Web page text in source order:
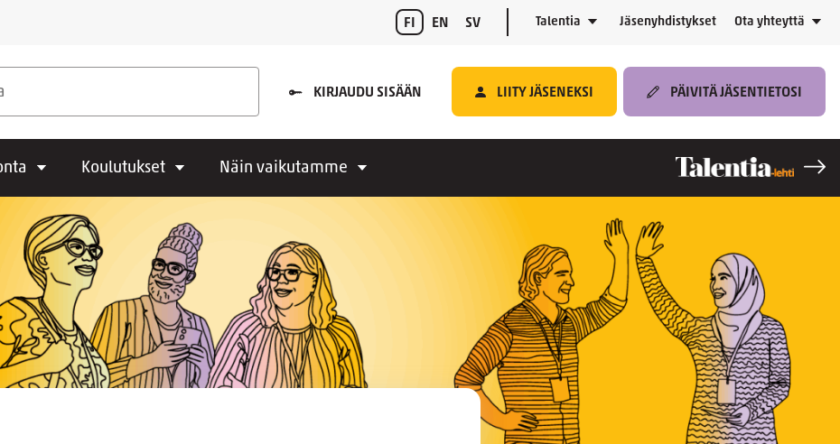
FI EN SV Talentia Jäsenyhdistykset Ota yhteyttä
KIRJAUDU SISÄÄN LIITY JÄSENEKSI PÄIVITÄ JÄSENTIETOSI
Koulutukset Näin vaikutamme